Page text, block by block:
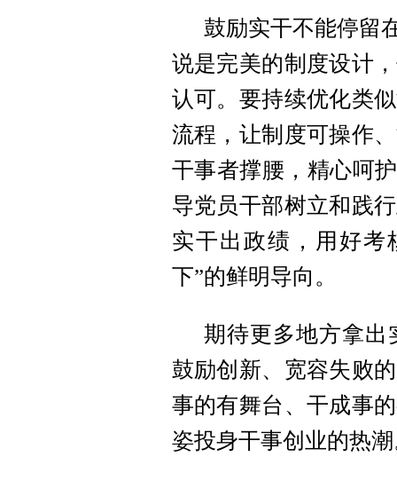
鼓励实干不能停留
说是完美的制度设计
认可。要持续优化类
流程，让制度可操作
干事者撑腰，精心呵
导党员干部树立和践
实干出政绩，用好考
下”的鲜明导向。
期待更多地方拿出
鼓励创新、宽容失败
事的有舞台、干成事
姿投身干事创业的热